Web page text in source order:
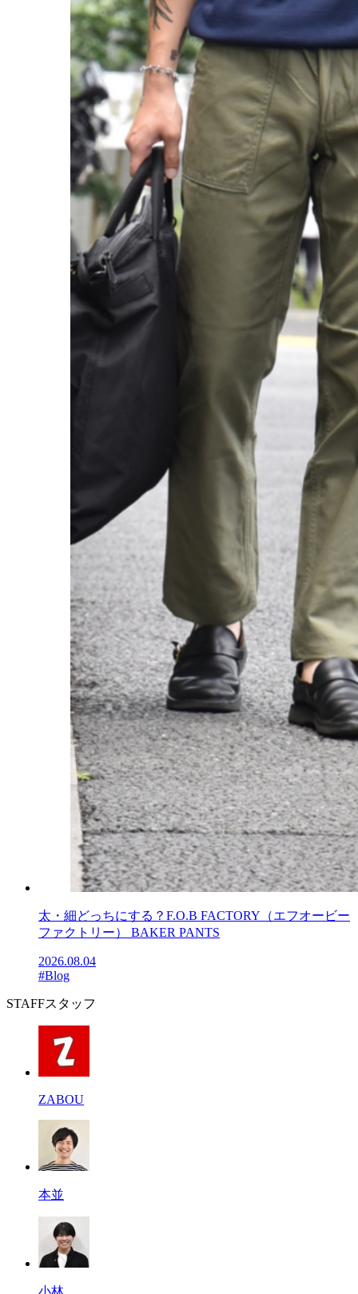
太・細どっちにする？F.O.B FACTORY（エフオービー
ファクトリー） BAKER PANTS
2026.08.04
#Blog
STAFFスタッフ
ZABOU
本並
小林